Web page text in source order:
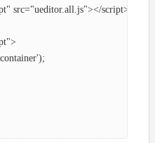
src="ueditor.all.js"></script>